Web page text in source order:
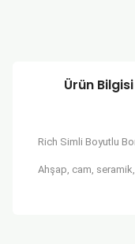
Ürün Bilgisi
Rich Simli Boyutlu
Ahşap, cam,